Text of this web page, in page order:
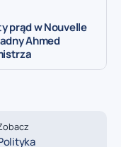
prąd w Nouvelle
Ahmed